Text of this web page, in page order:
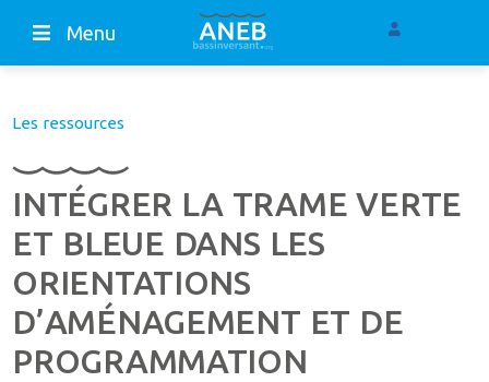
Menu
Les ressources
INTÉGRER LA TRAME VERTE
ET BLEUE DANS LES
ORIENTATIONS
D’AMÉNAGEMENT ET DE
PROGRAMMATION